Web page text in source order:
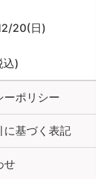
20(日)
込)
ーポリシー
に基づく表記
せ